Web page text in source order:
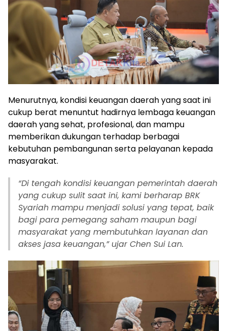
Menurutnya, kondisi keuangan daerah yang saat ini
cukup berat menuntut hadirnya lembaga keuangan
daerah yang sehat, profesional, dan mampu
memberikan dukungan terhadap berbagai
kebutuhan pembangunan serta pelayanan kepada
masyarakat.
“Di tengah kondisi keuangan pemerintah daerah
yang cukup sulit saat ini, kami berharap BRK
Syariah mampu menjadi solusi yang tepat, baik
bagi para pemegang saham maupun bagi
masyarakat yang membutuhkan layanan dan
akses jasa keuangan,” ujar Chen Sui Lan.